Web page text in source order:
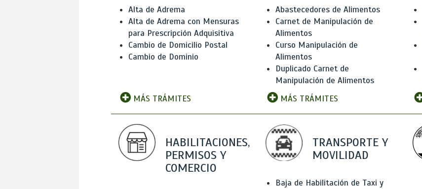
Alta de Adrema
Alta de Adrema con Mensuras
para Prescripción Adquisitiva
Cambio de Domicilio Postal
Cambio de Dominio
MÁS TRÁMITES
Abastecedores de Alimentos
Carnet de Manipulación de
Alimentos
Curso Manipulación de
Alimentos
Duplicado Carnet de
Manipulación de Alimentos
MÁS TRÁMITES
HABILITACIONES,
PERMISOS Y
COMERCIO
TRANSPORTE Y
MOVILIDAD
Baja de Habilitación de Taxi y